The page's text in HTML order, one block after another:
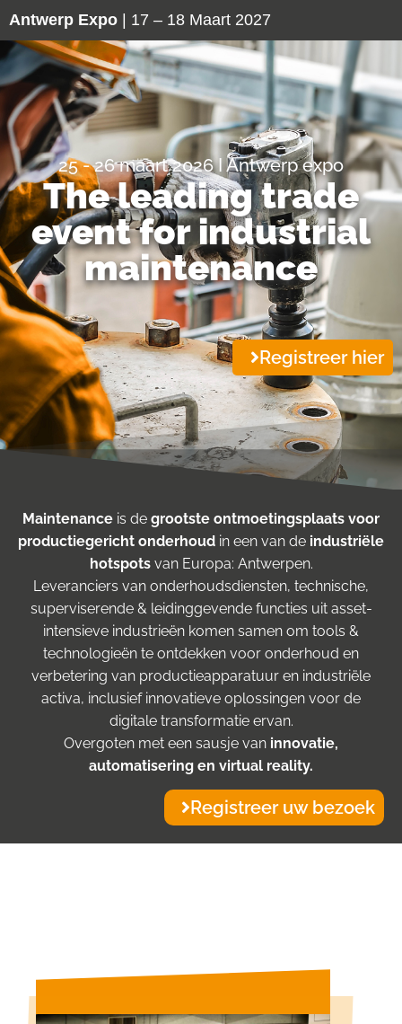
Antwerp Expo | 17 – 18 Maart 2027
25 - 26 maart 2026 I Antwerp expo
The leading trade
event for industrial
maintenance
Registreer hier
Maintenance is de grootste ontmoetingsplaats voor
productiegericht onderhoud in een van de industriële
hotspotsvan Europa: Antwerpen.
Leveranciers van onderhoudsdiensten, technische,
superviserende & leidinggevende functies uit asset-
intensieve industrieën komen samen om tools &
technologieën te ontdekken voor onderhoud en
verbetering van productieapparatuur en industriële
activa, inclusief innovatieve oplossingen voor de
digitale transformatie ervan.
Overgoten met een sausje van innovatie,
automatisering en virtual reality.
Registreer uw bezoek